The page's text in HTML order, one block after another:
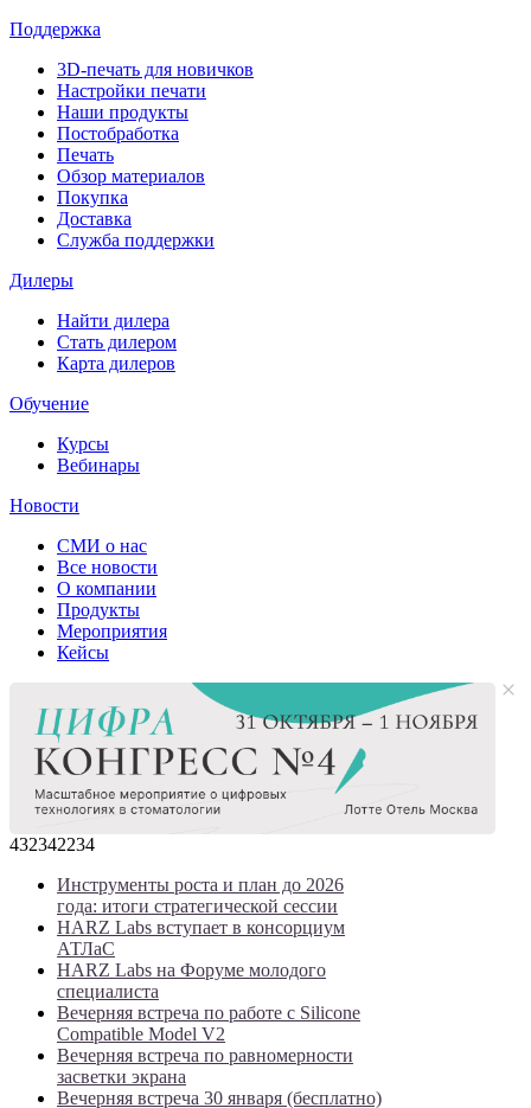
Поддержка
3D-печать для новичков
Настройки печати
Наши продукты
Постобработка
Печать
Обзор материалов
Покупка
Доставка
Служба поддержки
Дилеры
Найти дилера
Cтать дилером
Карта дилеров
Обучение
Курсы
Вебинары
Новости
СМИ о нас
Все новости
О компании
Продукты
Мероприятия
Кейсы
432342234
Инструменты роста и план до 2026
года: итоги стратегической сессии
HARZ Labs вступает в консорциум
АТЛаС
HARZ Labs на Форуме молодого
специалиста
Вечерняя встреча по работе с Silicone
Compatible Model V2
Вечерняя встреча по равномерности
засветки экрана
Вечерняя встреча 30 января (бесплатно)